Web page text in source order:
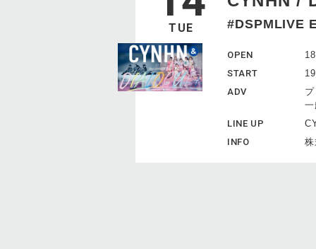
TUE #DSPMLIVE
OPEN
START
ADV
LINE UP
INFO